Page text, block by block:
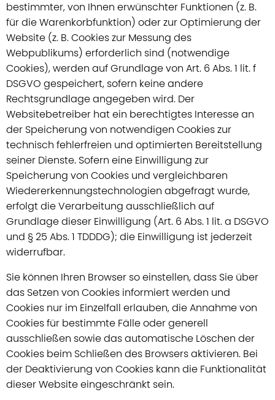
bestimmter, von Ihnen erwünschter Funktionen (z. B.
für die Warenkorbfunktion) oder zur Optimierung der
Website (z. B. Cookies zur Messung des
Webpublikums) erforderlich sind (notwendige
Cookies), werden auf Grundlage von Art. 6 Abs. 1 lit. f
DSGVO gespeichert, sofern keine andere
Rechtsgrundlage angegeben wird. Der
Websitebetreiber hat ein berechtigtes Interesse an
der Speicherung von notwendigen Cookies zur
technisch fehlerfreien und optimierten Bereitstellung
seiner Dienste. Sofern eine Einwilligung zur
Speicherung von Cookies und vergleichbaren
Wiedererkennungstechnologien abgefragt wurde,
erfolgt die Verarbeitung ausschließlich auf
Grundlage dieser Einwilligung (Art. 6 Abs. 1 lit. a DSGVO
und § 25 Abs. 1 TDDDG); die Einwilligung ist jederzeit
widerrufbar.
Sie können Ihren Browser so einstellen, dass Sie über
das Setzen von Cookies informiert werden und
Cookies nur im Einzelfall erlauben, die Annahme von
Cookies für bestimmte Fälle oder generell
ausschließen sowie das automatische Löschen der
Cookies beim Schließen des Browsers aktivieren. Bei
der Deaktivierung von Cookies kann die Funktionalität
dieser Website eingeschränkt sein.